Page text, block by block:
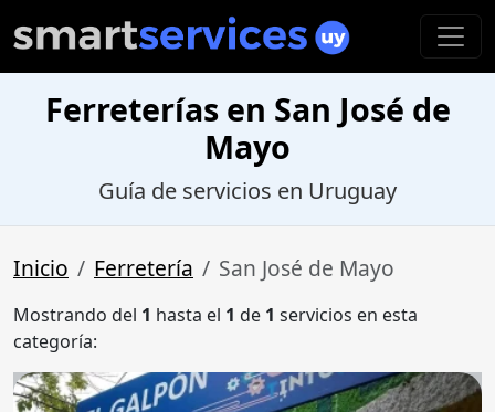
Ferreterías en San José de
Mayo
Guía de servicios en Uruguay
Inicio Ferretería San José de Mayo
Mostrando del 1 hasta el 1 de 1 servicios en esta
categoría: